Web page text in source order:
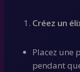
Créez un
Placez une
pendant